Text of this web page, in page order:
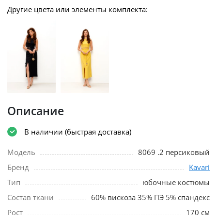
Другие цвета или элементы комплекта:
Описание
В наличии (быстрая доставка)
Модель
8069 .2 персиковый
Бренд
Kavari
Тип
юбочные костюмы
Состав ткани
60% вискоза 35% ПЭ 5% спандекс
Рост
170 см